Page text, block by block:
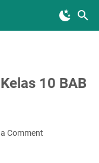
10 BAB
Comment